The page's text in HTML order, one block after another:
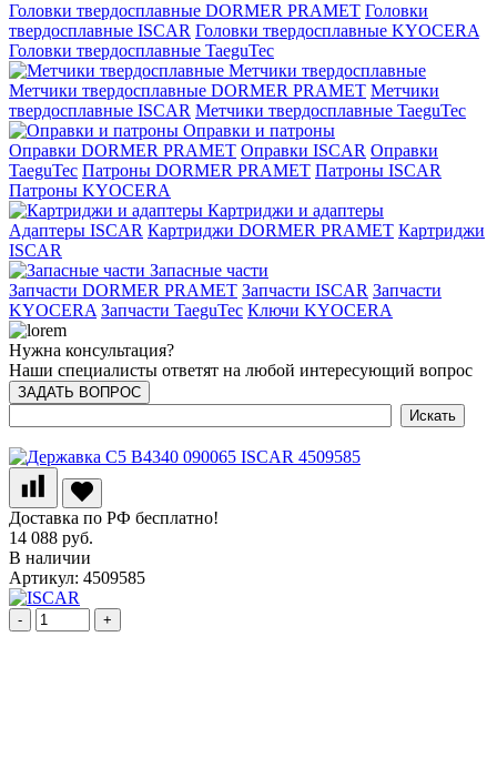
Головки твердосплавные DORMER PRAMET Головки
твердосплавные ISCAR Головки твердосплавные KYOCERA
Головки твердосплавные TaeguTec
Метчики твердосплавные
Метчики твердосплавные DORMER PRAMET Метчики
твердосплавные ISCAR Метчики твердосплавные TaeguTec
Оправки и патроны
Оправки DORMER PRAMET Оправки ISCAR Оправки
TaeguTec Патроны DORMER PRAMET Патроны ISCAR
Патроны KYOCERA
Картриджи и адаптеры
Адаптеры ISCAR Картриджи DORMER PRAMET Картриджи
ISCAR
Запасные части
Запчасти DORMER PRAMET Запчасти ISCAR Запчасти
KYOCERA Запчасти TaeguTec Ключи KYOCERA
Нужна консультация?
Наши специалисты ответят на любой интересующий вопрос
ЗАДАТЬ ВОПРОС
Доставка по РФ бесплатно!
14 088 руб.
В наличии
Артикул: 4509585
- +